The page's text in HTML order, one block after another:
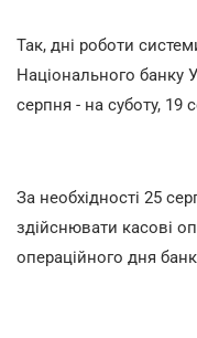
Так, дні роботи
Національного банку
серпня - на суботу, 19
За необхідності 25
здійснювати касові
операційного дня